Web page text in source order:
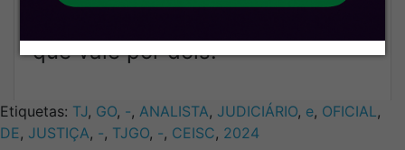
que vale por dois.
Etiquetas: TJ, GO, -, ANALISTA, JUDICIÁRIO, e, OFICIAL ,
DE , JUSTIÇA, -, TJGO, -, CEISC, 2024